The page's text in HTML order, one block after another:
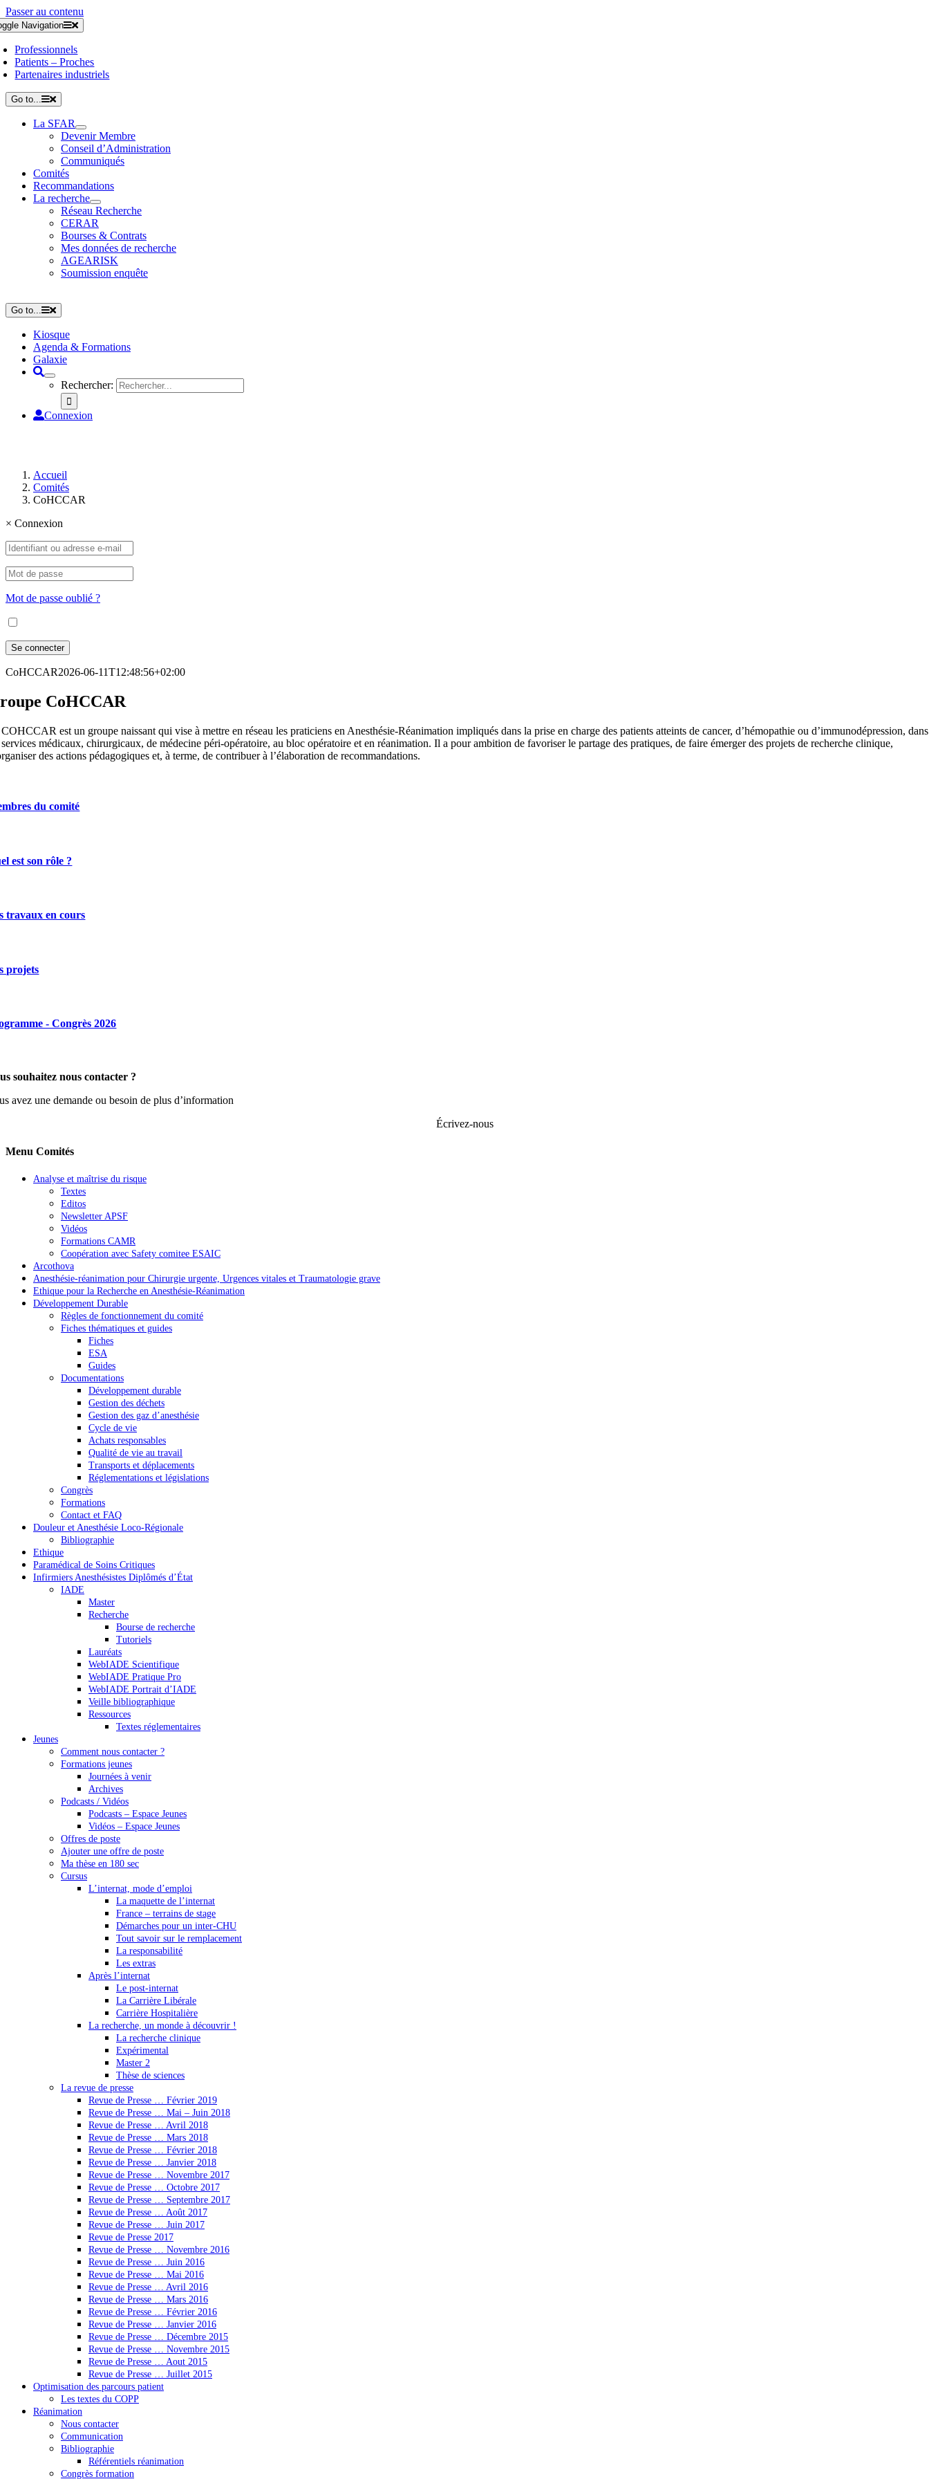
Passer au contenu
Navigation
Professionnels
Patients – Proches
Partenaires industriels
Go to...
La SFAR
Devenir Membre
Conseil d’Administration
Communiqués
Comités
Recommandations
La recherche
Réseau Recherche
CERAR
Bourses & Contrats
Mes données de recherche
AGEARISK
Soumission enquête
Go to...
Kiosque
Agenda & Formations
Galaxie
Rechercher:
Connexion
Accueil
Comités
CoHCCAR
× Connexion
Mot de passe oublié ?
CoHCCAR2026-06-11T12:48:56+02:00
CoHCCAR
est un groupe naissant qui vise à mettre en réseau les praticiens en Anesthésie-Réanimation impliqués dans la prise en charge des patients atteints de cancer, d’hémopathie ou d’immunodépression, dans
services médicaux, chirurgicaux, de médecine péri-opératoire, au bloc opératoire et en réanimation. Il a pour ambition de favoriser le partage des pratiques, de faire émerger des projets de recherche clinique,
des actions pédagogiques et, à terme, de contribuer à l’élaboration de recommandations.
du comité
est son rôle ?
travaux en cours
projets
- Congrès 2026
souhaitez nous contacter ?
avez une demande ou besoin de plus d’information
Écrivez-nous
Menu Comités
Analyse et maîtrise du risque
Textes
Editos
Newsletter APSF
Vidéos
Formations CAMR
Coopération avec Safety comitee ESAIC
Arcothova
Anesthésie-réanimation pour Chirurgie urgente, Urgences vitales et Traumatologie grave
Ethique pour la Recherche en Anesthésie-Réanimation
Développement Durable
Règles de fonctionnement du comité
Fiches thématiques et guides
Fiches
ESA
Guides
Documentations
Développement durable
Gestion des déchets
Gestion des gaz d’anesthésie
Cycle de vie
Achats responsables
Qualité de vie au travail
Transports et déplacements
Réglementations et législations
Congrès
Formations
Contact et FAQ
Douleur et Anesthésie Loco-Régionale
Bibliographie
Ethique
Paramédical de Soins Critiques
Infirmiers Anesthésistes Diplômés d’État
IADE
Master
Recherche
Bourse de recherche
Tutoriels
Lauréats
WebIADE Scientifique
WebIADE Pratique Pro
WebIADE Portrait d’IADE
Veille bibliographique
Ressources
Textes réglementaires
Jeunes
Comment nous contacter ?
Formations jeunes
Journées à venir
Archives
Podcasts / Vidéos
Podcasts – Espace Jeunes
Vidéos – Espace Jeunes
Offres de poste
Ajouter une offre de poste
Ma thèse en 180 sec
Cursus
L’internat, mode d’emploi
La maquette de l’internat
France – terrains de stage
Démarches pour un inter-CHU
Tout savoir sur le remplacement
La responsabilité
Les extras
Après l’internat
Le post-internat
La Carrière Libérale
Carrière Hospitalière
La recherche, un monde à découvrir !
La recherche clinique
Expérimental
Master 2
Thèse de sciences
La revue de presse
Revue de Presse … Février 2019
Revue de Presse … Mai – Juin 2018
Revue de Presse … Avril 2018
Revue de Presse … Mars 2018
Revue de Presse … Février 2018
Revue de Presse … Janvier 2018
Revue de Presse … Novembre 2017
Revue de Presse … Octobre 2017
Revue de Presse … Septembre 2017
Revue de Presse … Août 2017
Revue de Presse … Juin 2017
Revue de Presse 2017
Revue de Presse … Novembre 2016
Revue de Presse … Juin 2016
Revue de Presse … Mai 2016
Revue de Presse … Avril 2016
Revue de Presse … Mars 2016
Revue de Presse … Février 2016
Revue de Presse … Janvier 2016
Revue de Presse … Décembre 2015
Revue de Presse … Novembre 2015
Revue de Presse … Aout 2015
Revue de Presse … Juillet 2015
Optimisation des parcours patient
Les textes du COPP
Réanimation
Nous contacter
Communication
Bibliographie
Référentiels réanimation
Congrès formation